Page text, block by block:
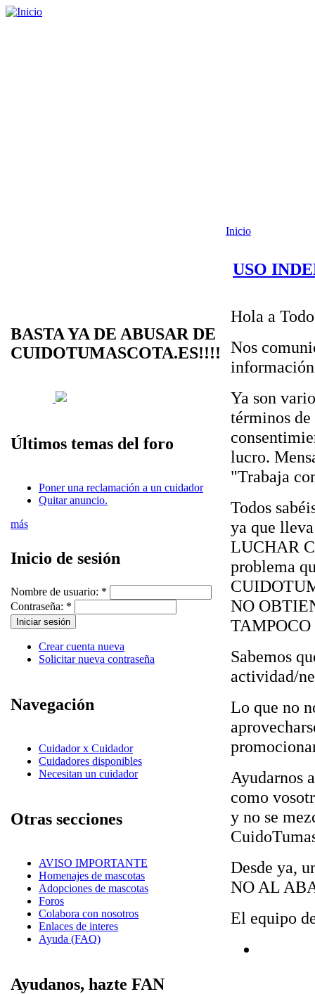
BASTA YA DE ABUSAR DE
CUIDOTUMASCOTA.ES!!!!
Últimos temas del foro
Poner una reclamación a un cuidador
Quitar anuncio.
más
Inicio de sesión
Nombre de usuario: *
Contraseña: *
Crear cuenta nueva
Solicitar nueva contraseña
Navegación
Cuidador x Cuidador
Cuidadores disponibles
Necesitan un cuidador
Otras secciones
AVISO IMPORTANTE
Homenajes de mascotas
Adopciones de mascotas
Foros
Colabora con nosotros
Enlaces de interes
Ayuda (FAQ)
Ayudanos, hazte FAN
Inicio
USO
Hola a
Nos
Ya son
términos
lucro.
"Trabaja
Todos
ya que
LUCHAR
problema
NO
Sabemos
actividad/
Lo que no
Ayudarnos
como
y no se
Desde ya,
NO AL
El equipo